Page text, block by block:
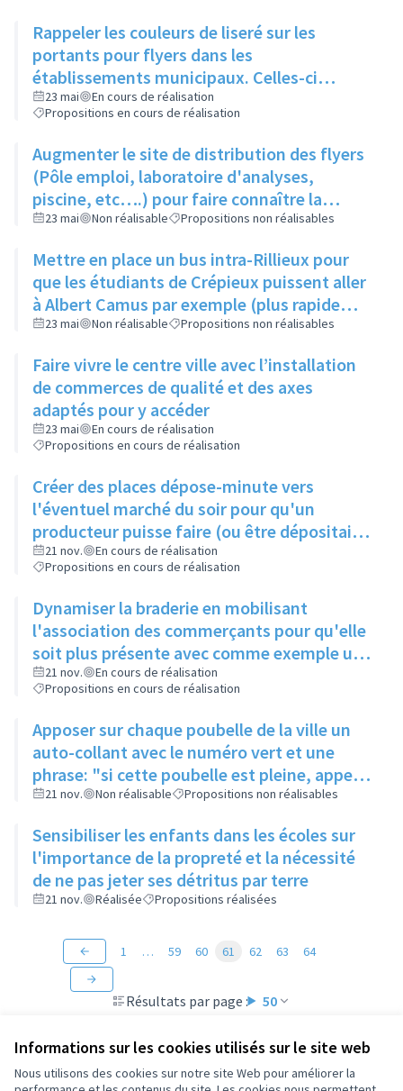
Informations sur les cookies utilisés sur le site web
Nous utilisons des cookies sur notre site Web pour améliorer la
Rappeler les couleurs de liseré sur les
portants pour flyers dans les
établissements municipaux. Celles-ci
seraient également rappelées sur le site de
la saison culturelle
23 mai
En cours de réalisation
Propositions en cours de réalisation
Augmenter le site de distribution des flyers
(Pôle emploi, laboratoire d'analyses,
piscine, etc….) pour faire connaître la
saison culturelle
23 mai Non réalisable Propositions non réalisables
Mettre en place un bus intra-Rillieux pour
que les étudiants de Crépieux puissent aller
à Albert Camus par exemple (plus rapide
d'aller sur Lyon)
23 mai Non réalisable Propositions non réalisables
Faire vivre le centre ville avec l’installation
de commerces de qualité et des axes
adaptés pour y accéder
23 mai
En cours de réalisation
Propositions en cours de réalisation
Créer des places dépose-minute vers
l'éventuel marché du soir pour qu'un
producteur puisse faire (ou être dépositaire)
de paniers fraîcheurs
21 nov.
En cours de réalisation
Propositions en cours de réalisation
Dynamiser la braderie en mobilisant
l'association des commerçants pour qu'elle
soit plus présente avec comme exemple un
coiffeur qui ferait des coupes de cheveux
dans la rue
21 nov.
En cours de réalisation
Propositions en cours de réalisation
Apposer sur chaque poubelle de la ville un
auto-collant avec le numéro vert et une
phrase: "si cette poubelle est pleine, appeler
le...." permettant à chaque habitant de
21 nov. Non réalisable Propositions non réalisables
Sensibiliser les enfants dans les écoles sur
l'importance de la propreté et la nécessité
de ne pas jeter ses détritus par terre
21 nov. Réalisée Propositions réalisées
Résultats par page : 50
1 … 59 60 61 62 63 64